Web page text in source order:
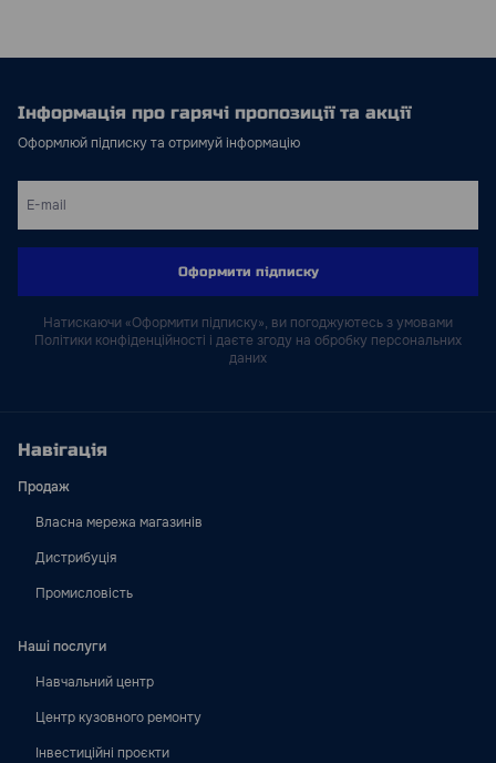
Інформація про гарячі пропозиції та акції
Оформлюй підписку та отримуй інформацію
Оформити підписку
Натискаючи «Оформити підписку», ви погоджуютесь з умовами
Політики конфіденційності і даєте згоду на обробку персональних
даних
Навігація
Продаж
Власна мережа магазинів
Дистрибуція
Промисловість
Наші послуги
Навчальний центр
Центр кузовного ремонту
Інвестиційні проєкти